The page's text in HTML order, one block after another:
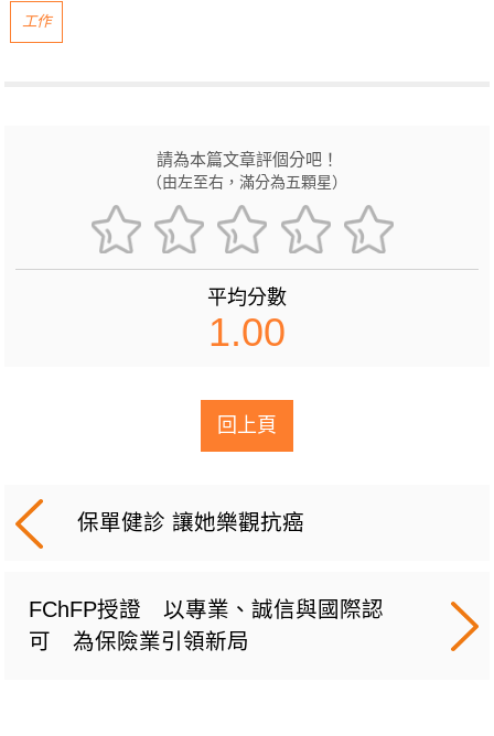
工作
請為本篇文章評個分吧！
（由左至右，滿分為五顆星）
平均分數
1.00
回上頁
保單健診 讓她樂觀抗癌
FChFP授證 以專業、誠信與國際認
可 為保險業引領新局